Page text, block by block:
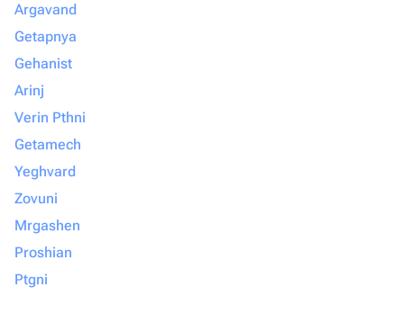
Argavand
Getapnya
Gehanist
Arinj
Verin Pthni
Getamech
Yeghvard
Zovuni
Mrgashen
Proshian
Ptgni